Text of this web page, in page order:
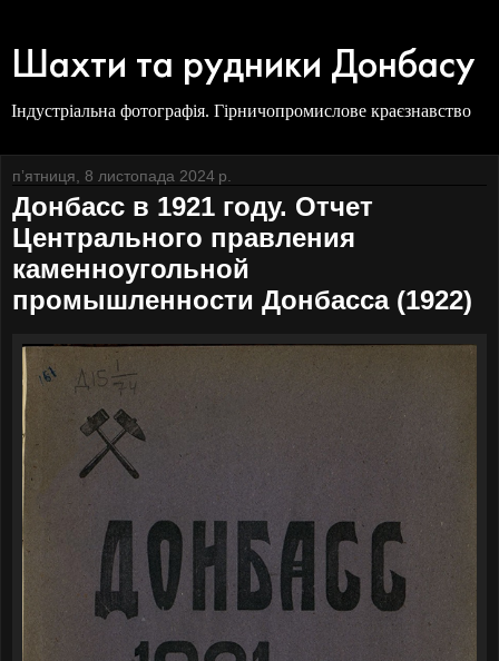
Шахти та рудники Донбасу
Індустріальна фотографія. Гірничопромислове краєзнавство
пʼятниця, 8 листопада 2024 р.
Донбасс в 1921 году. Отчет
Центрального правления
каменноугольной
промышленности Донбасса (1922)